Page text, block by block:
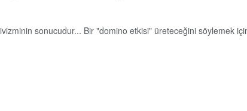
sonucudur... Bir "domino etkisi" üreteceğini söylemek